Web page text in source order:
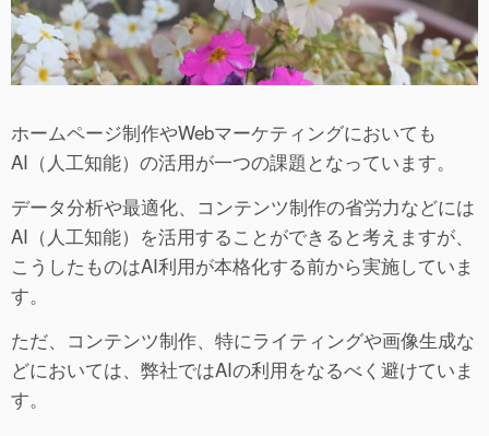
ホームページ制作やWebマーケティングにおいても
AI（人工知能）の活用が一つの課題となっています。
データ分析や最適化、コンテンツ制作の省労力などには
AI（人工知能）を活用することができると考えますが、
こうしたものはAI利用が本格化する前から実施していま
す。
ただ、コンテンツ制作、特にライティングや画像生成な
どにおいては、弊社ではAIの利用をなるべく避けていま
す。